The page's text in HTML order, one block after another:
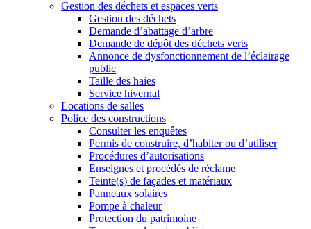
Gestion des déchets et espaces verts
Gestion des déchets
Demande d’abattage d’arbre
Demande de dépôt des déchets verts
Annonce de dysfonctionnement de l’éclairage
public
Taille des haies
Service hivernal
Locations de salles
Police des constructions
Consulter les enquêtes
Permis de construire, d’habiter ou d’utiliser
Procédures d’autorisations
Enseignes et procédés de réclame
Teinte(s) de façades et matériaux
Panneaux solaires
Pompe à chaleur
Protection du patrimoine